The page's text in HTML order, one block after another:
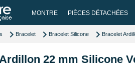
MONTRE PIÈCES DÉTACHÉES
Bracelet Bracelet Silicone Bracelet
22 mm Silicone